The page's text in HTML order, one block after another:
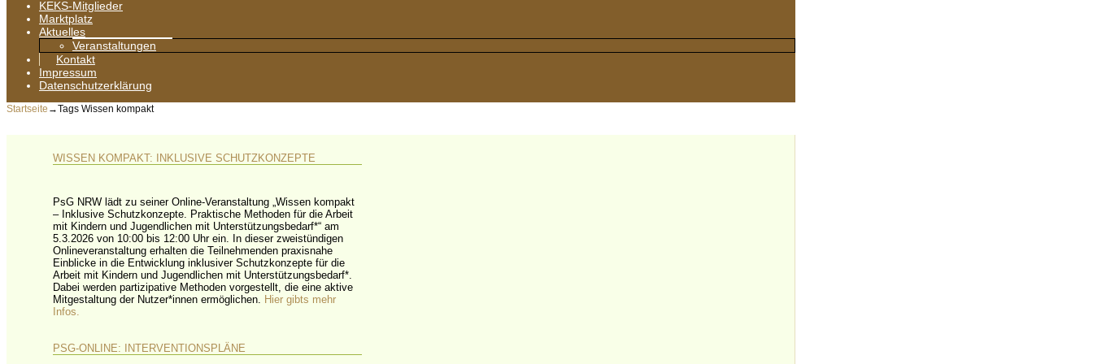
KEKS-Mitglieder
Marktplatz
Aktuelles
Veranstaltungen
Kontakt
Impressum
Datenschutzerklärung
Startseite →Tags Wissen kompakt
WISSEN KOMPAKT: INKLUSIVE SCHUTZKONZEPTE
PsG NRW lädt zu seiner Online-Veranstaltung „Wissen kompakt
– Inklusive Schutzkonzepte. Praktische Methoden für die Arbeit
mit Kindern und Jugendlichen mit Unterstützungsbedarf*“ am
5.3.2026 von 10:00 bis 12:00 Uhr ein. In dieser zweistündigen
Onlineveranstaltung erhalten die Teilnehmenden praxisnahe
Einblicke in die Entwicklung inklusiver Schutzkonzepte für die
Arbeit mit Kindern und Jugendlichen mit Unterstützungsbedarf*.
Dabei werden partizipative Methoden vorgestellt, die eine aktive
Mitgestaltung der Nutzer*innen ermöglichen.
Hier gibts mehr
Infos.
PSG-ONLINE: INTERVENTIONSPLÄNE